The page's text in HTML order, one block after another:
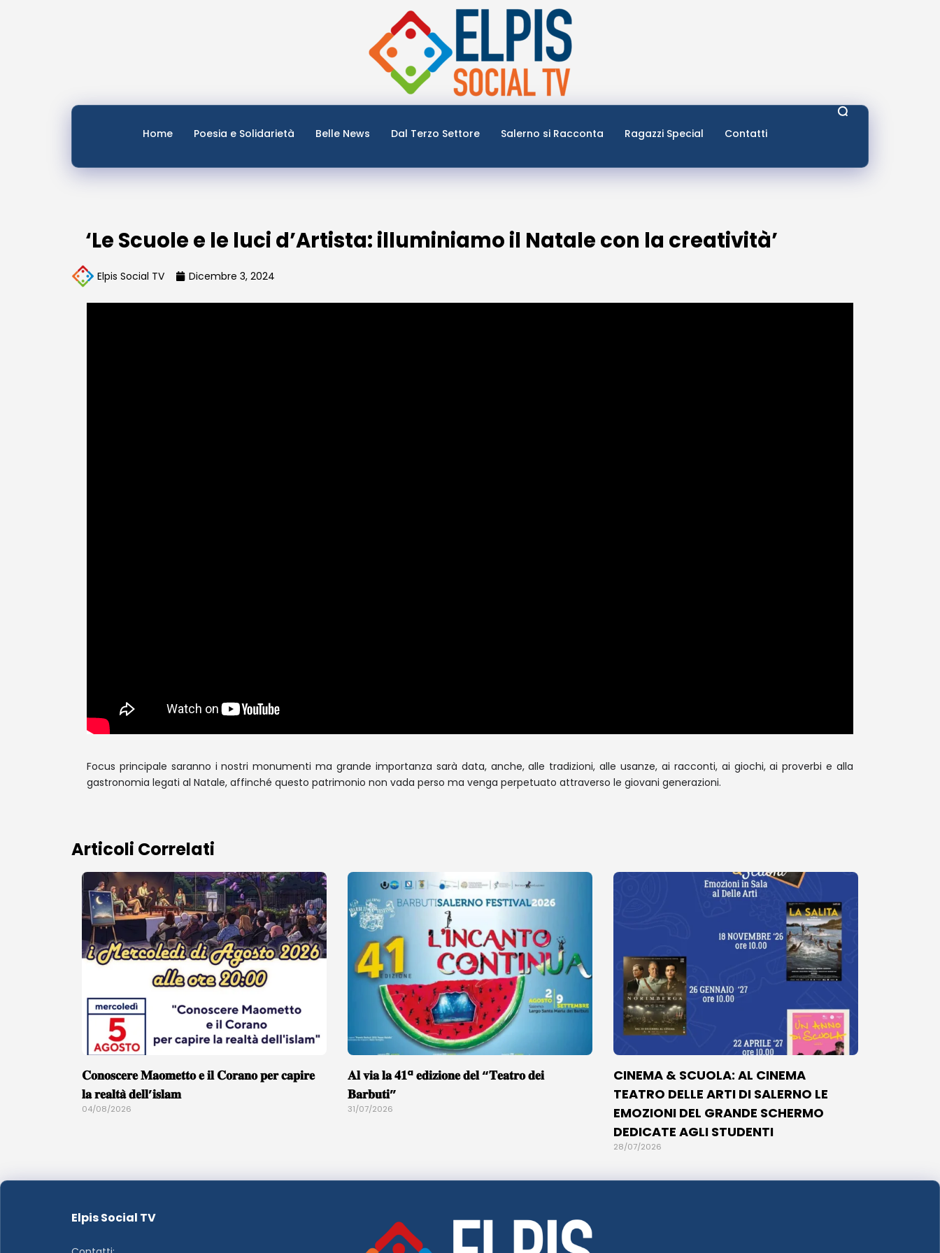
Home Poesia e Solidarietà Belle News Dal Terzo Settore Salerno si Racconta Ragazzi Special Contatti
‘Le Scuole e le luci d’Artista: illuminiamo il Natale con la creatività’
Elpis Social TV Dicembre 3, 2024
Focus principale saranno i nostri monumenti ma grande importanza sarà data, anche, alle tradizioni, alle usanze, ai racconti, ai giochi, ai proverbi e alla
gastronomia legati al Natale, affinché questo patrimonio non vada perso ma venga perpetuato attraverso le giovani generazioni.
Articoli Correlati
𝐂𝐨𝐧𝐨𝐬𝐜𝐞𝐫𝐞 𝐌𝐚𝐨𝐦𝐞𝐭𝐭𝐨 𝐞 𝐢𝐥 𝐂𝐨𝐫𝐚𝐧𝐨 𝐩𝐞𝐫 𝐜𝐚𝐩𝐢𝐫𝐞
𝐥𝐚 𝐫𝐞𝐚𝐥𝐭𝐚̀ 𝐝𝐞𝐥𝐥’𝐢𝐬𝐥𝐚𝐦
04/08/2026
𝐀𝐥 𝐯𝐢𝐚 𝐥𝐚 𝟒𝟏ª 𝐞𝐝𝐢𝐳𝐢𝐨𝐧𝐞 𝐝𝐞𝐥 “𝐓𝐞𝐚𝐭𝐫𝐨 𝐝𝐞𝐢
𝐁𝐚𝐫𝐛𝐮𝐭𝐢”
31/07/2026
CINEMA & SCUOLA: AL CINEMA
TEATRO DELLE ARTI DI SALERNO LE
EMOZIONI DEL GRANDE SCHERMO
DEDICATE AGLI STUDENTI
28/07/2026
Elpis Social TV